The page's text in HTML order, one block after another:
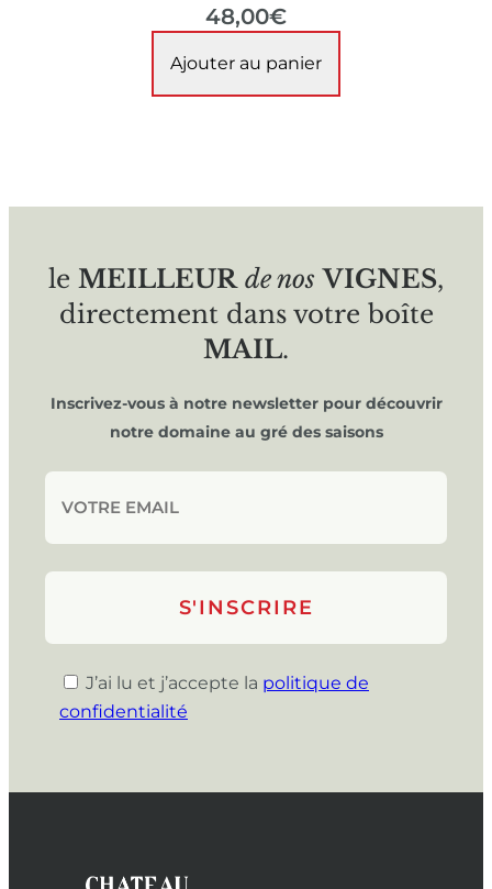
48,00€
Ajouter au panier
le MEILLEUR de nos VIGNES,
directement dans votre boîte
MAIL.
Inscrivez-vous à notre newsletter pour découvrir
notre domaine au gré des saisons
J’ai lu et j’accepte la politique de
confidentialité